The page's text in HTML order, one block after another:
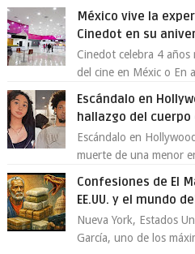
México vive la
Cinedot en su
Cinedot celebra 4 años
del cine en Méxic o En
Escándalo en
hallazgo del cuerpo
Escándalo en
muerte de una menor
Confesiones de El
EE.UU. y el mundo
Nueva York, Estados
García, uno de los